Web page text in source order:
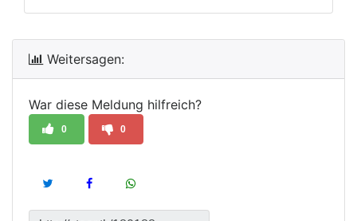
Weitersagen:
War diese Meldung hilfreich?
0 0